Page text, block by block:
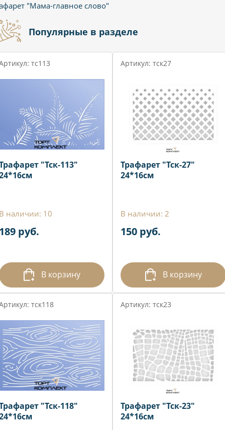
"Мама-главное слово"
Популярные в разделе
тс113
"Тск-113"
наличии: 10
руб.
В корзину
Артикул: тск27
Трафарет "Тск-27"
24*16см
В наличии: 2
150 руб.
В корзину
тск118
"Тск-118"
Артикул: тск23
Трафарет "Тск-23"
24*16см